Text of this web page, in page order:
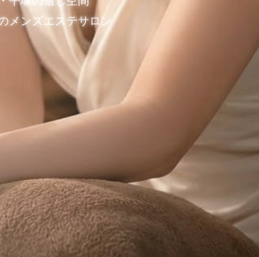
メンズエステサロン